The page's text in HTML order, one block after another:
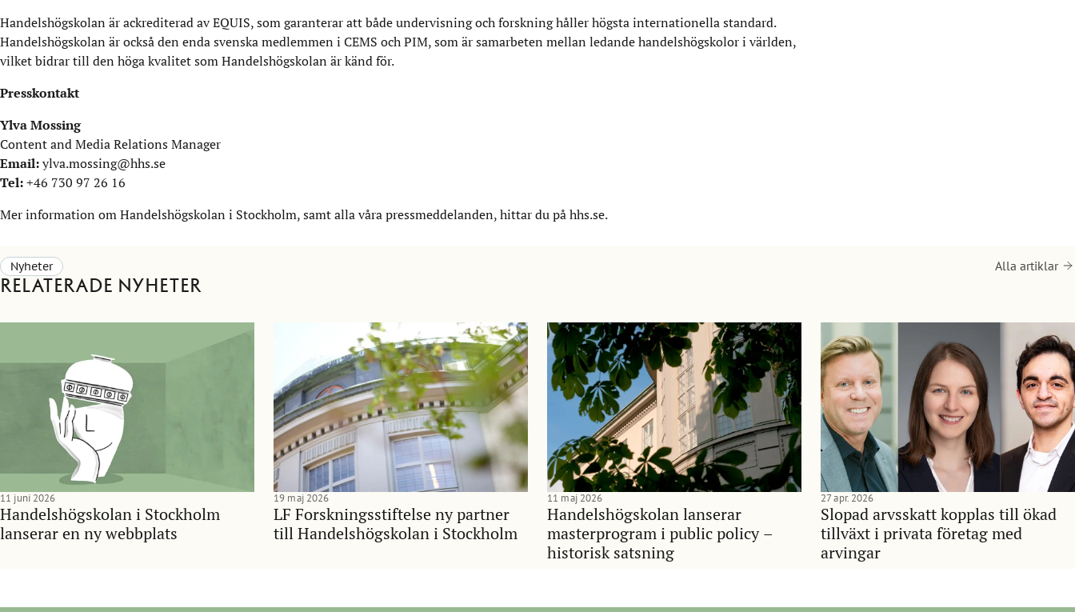
Handelshögskolan är ackrediterad av EQUIS, som garanterar att både undervisning och forskning håller högsta internationella standard.
Handelshögskolan är också den enda svenska medlemmen i CEMS och PIM, som är samarbeten mellan ledande handelshögskolor i världen,
vilket bidrar till den höga kvalitet som Handelshögskolan är känd för.
Presskontakt
Ylva Mossing
Content and Media Relations Manager
Email:ylva.mossing@hhs.se
Tel:+46 730 97 26 16
Mer information om Handelshögskolan i Stockholm, samt alla våra pressmeddelanden, hittar du på hhs.se.
Nyheter
Relaterade nyheter
Alla artiklar
Handelshögskolan i Stockholm
lanserar en ny webbplats
11 juni 2026
LF Forskningsstiftelse ny partner
till Handelshögskolan i Stockholm
19 maj 2026
Handelshögskolan lanserar
masterprogram i public policy –
historisk satsning
11 maj 2026
Slopad arvsskatt kopplas till ökad
tillväxt i privata företag med
arvingar
27 apr. 2026